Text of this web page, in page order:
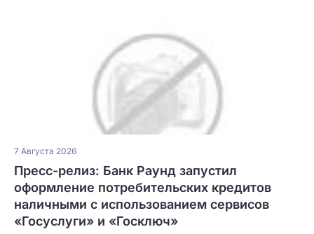
7 Августа 2026
Пресс-релиз: Банк Раунд запустил
оформление потребительских кредитов
наличными с использованием сервисов
«Госуслуги» и «Госключ»